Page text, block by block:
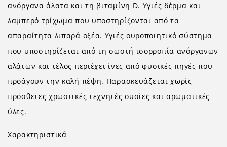
ανόργανα άλατα και τη βιταμίνη D. Υγιές δέρμα και
λαμπερό τρίχωμα που υποστηρίζονται από τα
απαραίτητα λιπαρά οξέα. Υγιές ουροποιητικό σύστημα
που υποστηρίζεται από τη σωστή ισορροπία ανόργανων
αλάτων και τέλος περιέχει ίνες από φυσικές πηγές που
προάγουν την καλή πέψη. Παρασκευάζεται χωρίς
πρόσθετες χρωστικές τεχνητές ουσίες και αρωματικές
ύλες.
Χαρακτηριστικά